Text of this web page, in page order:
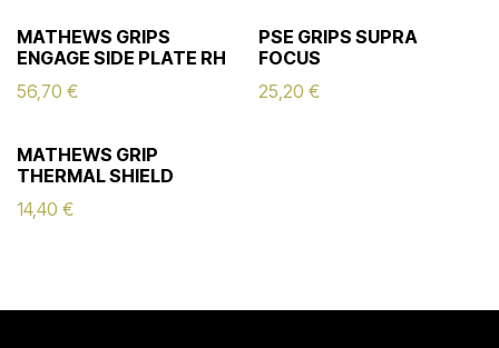
MATHEWS GRIPS
ENGAGE SIDE PLATE RH
56,70 €
PSE GRIPS SUPRA
FOCUS
25,20 €
MATHEWS GRIP
THERMAL SHIELD
14,40 €